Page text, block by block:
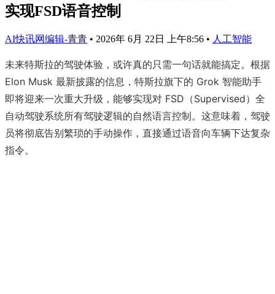
实现FSD语音控制
AI快讯网编辑-青青 • 2026年 6月 22日 上午8:56 • 人工智能
未来特斯拉的驾驶体验，或许真的只需一句话就能搞定。根据
Elon Musk 最新披露的信息，特斯拉旗下的 Grok 智能助手
即将迎来一次重大升级，能够实现对 FSD（Supervised）全
自动驾驶系统所有驾驶逻辑的自然语言控制。这意味着，驾驶
员将彻底告别繁琐的手动操作，直接通过语音向车辆下达复杂
指令。